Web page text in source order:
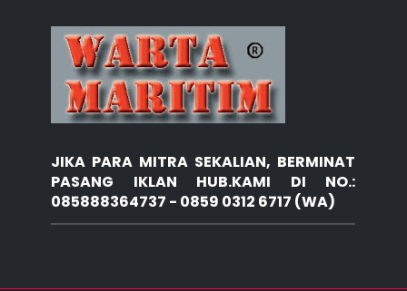
JIKA PARA MITRA SEKALIAN, BERMINAT
PASANG IKLAN HUB.KAMI DI NO.:
085888364737 - 0859 0312 6717 (WA)